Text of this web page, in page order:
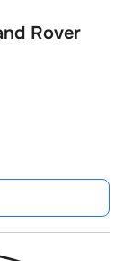
Rover